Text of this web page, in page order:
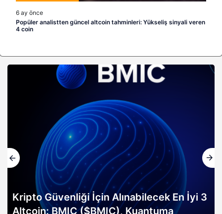
6 ay önce
Popüler analistten güncel altcoin tahminleri: Yükseliş sinyali veren
4 coin
Güvenliği İçin Alınabilecek En İyi 3
BMIC ($BMIC), Kuantuma